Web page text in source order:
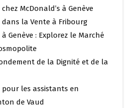
McDonald’s à Genève
la Vente à Fribourg
Genève : Explorez le Marché
de la Dignité et de la
les assistants en
de Vaud